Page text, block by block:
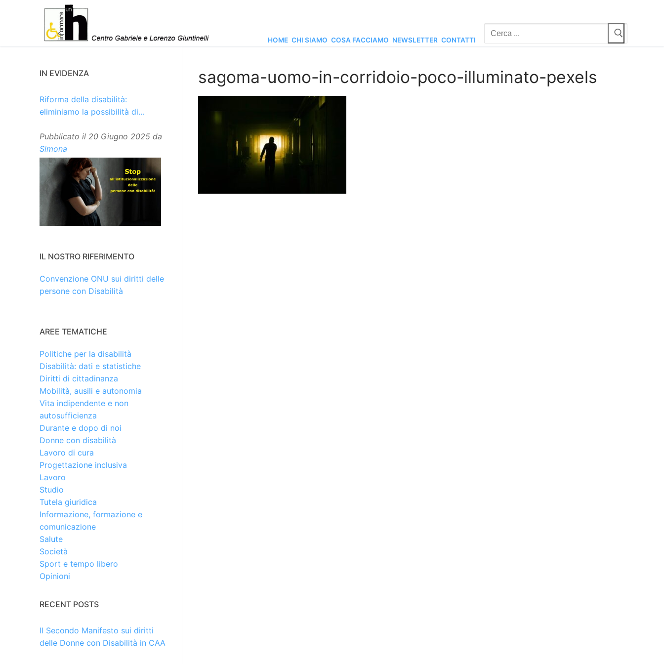
HOME CHI SIAMO COSA FACCIAMO NEWSLETTER CONTATTI
Cerca:
sagoma-uomo-in-corridoio-poco-illuminato-pexels
IN EVIDENZA
Riforma della disabilità:
eliminiamo la possibilità di
Pubblicato il 20 Giugno 2025 da
Simona
IL NOSTRO RIFERIMENTO
Convenzione ONU sui diritti delle
persone con Disabilità
AREE TEMATICHE
Politiche per la disabilità
Disabilità: dati e statistiche
Diritti di cittadinanza
Mobilità, ausili e autonomia
Vita indipendente e non
autosufficienza
Durante e dopo di noi
Donne con disabilità
Lavoro di cura
Progettazione inclusiva
Lavoro
Studio
Tutela giuridica
Informazione, formazione e
comunicazione
Salute
Società
Sport e tempo libero
Opinioni
RECENT POSTS
Il Secondo Manifesto sui diritti
delle Donne con Disabilità in CAA